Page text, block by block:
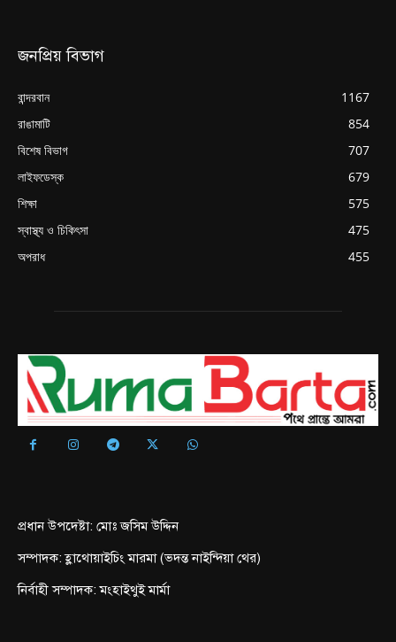
জনপ্রিয় বিভাগ
বান্দরবান
1167
রাঙামাটি
854
বিশেষ বিভাগ
707
লাইফডেস্ক
679
শিক্ষা
575
স্বাস্থ্য ও চিকিৎসা
475
অপরাধ
455
প্রধান উপদেষ্টা: মোঃ জসিম উদ্দিন
সম্পাদক: হ্লাথোয়াইচিং মারমা (ভদন্ত নাইন্দিয়া থের)
নির্বাহী সম্পাদক: মংহাইথুই মার্মা